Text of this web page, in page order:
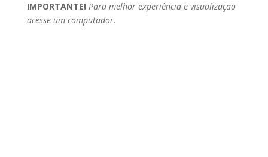
IMPORTANTE! Para melhor experiência e visualização
acesse um computador.